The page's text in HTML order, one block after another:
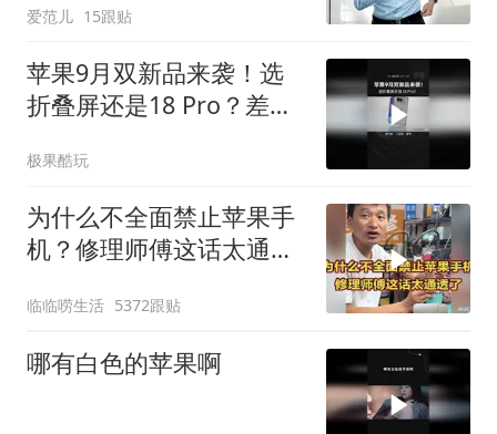
爱范儿 15跟贴
苹果9月双新品来袭！选
折叠屏还是18 Pro？差距
极果酷玩
为什么不全面禁止苹果手
机？修理师傅这话太通透
临临唠生活 5372跟贴
哪有白色的苹果啊